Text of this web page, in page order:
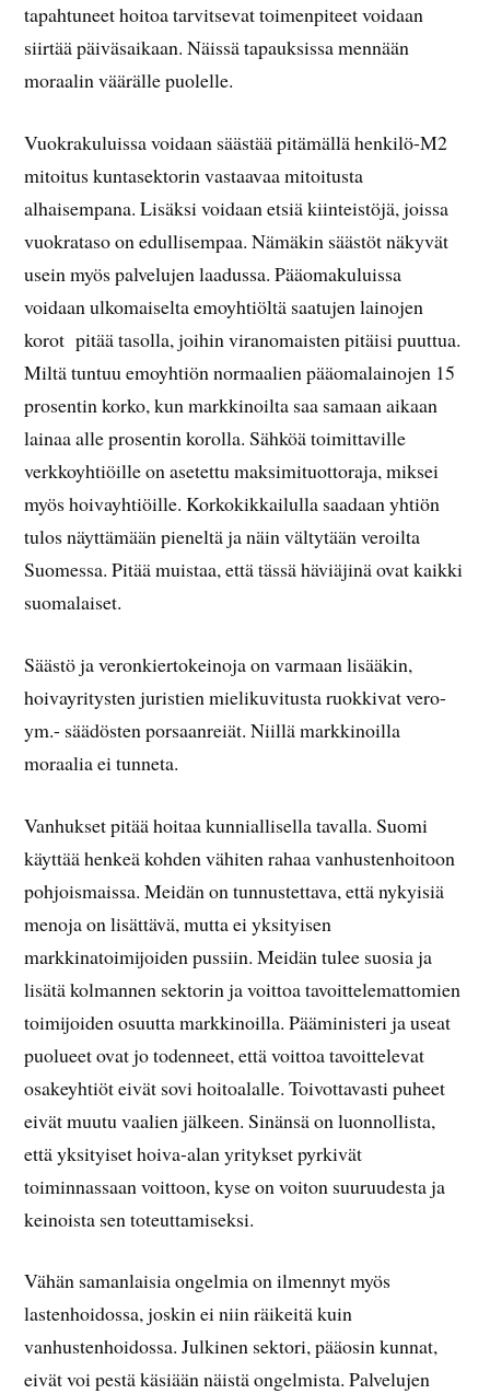
tapahtuneet hoitoa tarvitsevat toimenpiteet voidaan
siirtää päiväsaikaan. Näissä tapauksissa mennään
moraalin väärälle puolelle.
Vuokrakuluissa voidaan säästää pitämällä henkilö-M2
mitoitus kuntasektorin vastaavaa mitoitusta
alhaisempana. Lisäksi voidaan etsiä kiinteistöjä, joissa
vuokrataso on edullisempaa. Nämäkin säästöt näkyvät
usein myös palvelujen laadussa. Pääomakuluissa
voidaan ulkomaiselta emoyhtiöltä saatujen lainojen
korot pitää tasolla, joihin viranomaisten pitäisi puuttua.
Miltä tuntuu emoyhtiön normaalien pääomalainojen 15
prosentin korko, kun markkinoilta saa samaan aikaan
lainaa alle prosentin korolla. Sähköä toimittaville
verkkoyhtiöille on asetettu maksimituottoraja, miksei
myös hoivayhtiöille. Korkokikkailulla saadaan yhtiön
tulos näyttämään pieneltä ja näin vältytään veroilta
Suomessa. Pitää muistaa, että tässä häviäjinä ovat kaikki
suomalaiset.
Säästö ja veronkiertokeinoja on varmaan lisääkin,
hoivayritysten juristien mielikuvitusta ruokkivat vero-
ym.- säädösten porsaanreiät. Niillä markkinoilla
moraalia ei tunneta.
Vanhukset pitää hoitaa kunniallisella tavalla. Suomi
käyttää henkeä kohden vähiten rahaa vanhustenhoitoon
pohjoismaissa. Meidän on tunnustettava, että nykyisiä
menoja on lisättävä, mutta ei yksityisen
markkinatoimijoiden pussiin. Meidän tulee suosia ja
lisätä kolmannen sektorin ja voittoa tavoittelemattomien
toimijoiden osuutta markkinoilla. Pääministeri ja useat
puolueet ovat jo todenneet, että voittoa tavoittelevat
osakeyhtiöt eivät sovi hoitoalalle. Toivottavasti puheet
eivät muutu vaalien jälkeen. Sinänsä on luonnollista,
että yksityiset hoiva-alan yritykset pyrkivät
toiminnassaan voittoon, kyse on voiton suuruudesta ja
keinoista sen toteuttamiseksi.
Vähän samanlaisia ongelmia on ilmennyt myös
lastenhoidossa, joskin ei niin räikeitä kuin
vanhustenhoidossa. Julkinen sektori, pääosin kunnat,
eivät voi pestä käsiään näistä ongelmista. Palvelujen